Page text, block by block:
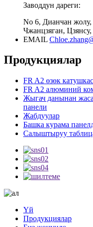
Заводдун дареги:
No 6, Дианчан
Чжанцзяган,
EMAIL
Продукциялар
FR A2 өзөк
FR A2 алюминий
Жыгач данынан
панели
Жабдуулар
Башка курама
Салыштыруу
Үй
Продукциялар